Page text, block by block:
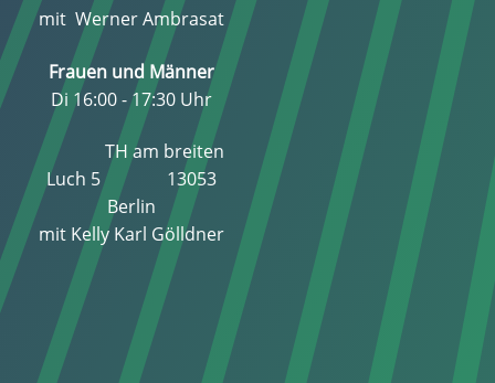
mit Werner Ambrasat
Frauen und Männer
Di 16:00 - 17:30 Uhr
TH am breiten
Luch 5 13053
Berlin
mit Kelly Karl Gölldner